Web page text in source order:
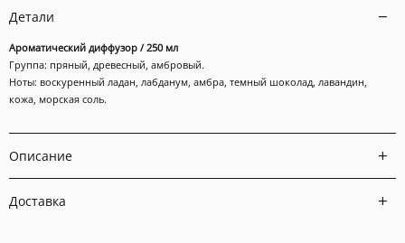
Детали
Ароматический диффузор / 250 мл
Группа: пряный, древесный, амбровый.
Ноты: воскуренный ладан, лабданум, амбра, темный шоколад, лавандин,
кожа, морская соль.
Описание
Доставка